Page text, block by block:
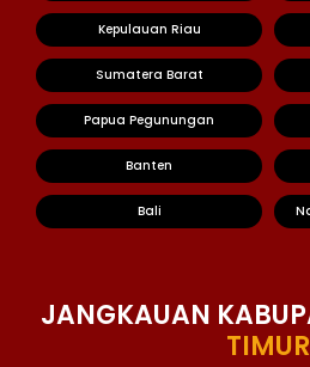
Kepulauan Riau
Sumatera Barat
Papua Pegunungan
Banten
Bali
JANGKAUAN
TIMUR